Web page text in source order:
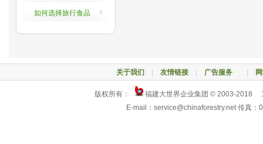
如何选择旅行食品
关于我们 友情链接| 广告服务
版权所有：
福建大世界企业集团 © 2003-2018
E-mail：service@chinaforestry.net 传真